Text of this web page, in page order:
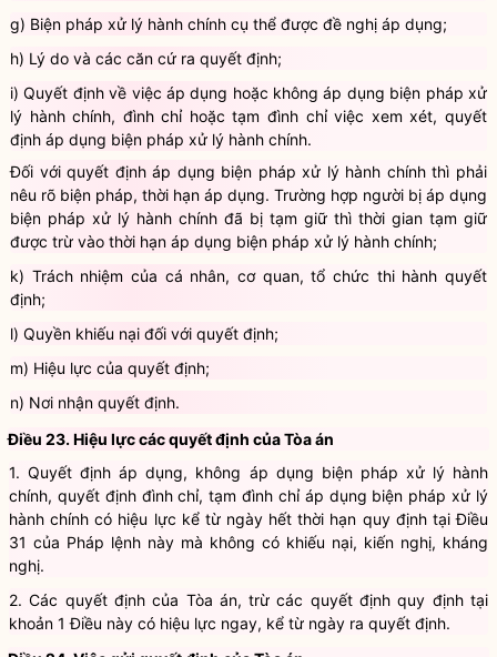
lợi ích hợp pháp của người bị đề nghị;
g) Biện pháp xử lý hành chính cụ thể được đề nghị áp dụng;
h) Lý do và các căn cứ ra quyết định;
i) Quyết định về việc áp dụng hoặc không áp dụng biện pháp xử
lý hành chính, đình chỉ hoặc tạm đình chỉ việc xem xét, quyết
định áp dụng biện pháp xử lý hành chính.
Đối với quyết định áp dụng biện pháp xử lý hành chính thì phải
nêu rõ biện pháp, thời hạn áp dụng. Trường hợp người bị áp dụng
biện pháp xử lý hành chính đã bị tạm giữ thì thời gian tạm giữ
được trừ vào thời hạn áp dụng biện pháp xử lý hành chính;
k) Trách nhiệm của cá nhân, cơ quan, tổ chức thi hành quyết
l) Quyền khiếu nại đối với quyết định;
m) Hiệu lực của quyết định;
Điều 23. Hiệu lực các quyết định của Tòa án
1. Quyết định áp dụng, không áp dụng biện pháp xử lý hành
chính, quyết định đình chỉ, tạm đình chỉ áp dụng biện pháp xử lý
hành chính có hiệu lực kể từ ngày hết thời hạn quy định tại Điều
31 của Pháp lệnh này mà không có khiếu nại, kiến nghị, kháng
2. Các quyết định của Tòa án, trừ các quyết định quy định tại